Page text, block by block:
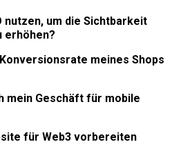
nutzen, um die Sichtbarkeit
erhöhen?
meines Shops
mein Geschäft für mobile
für Web3 vorbereiten